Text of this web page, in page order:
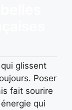
glissent
Poser
fait sourire
qui